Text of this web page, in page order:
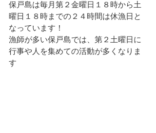
保戸島は毎月第２金曜日１８時から土
曜日１８時までの２４時間は休漁日と
なっています！
漁師が多い保戸島では、第２土曜日に
行事や人を集めての活動が多くなりま
す